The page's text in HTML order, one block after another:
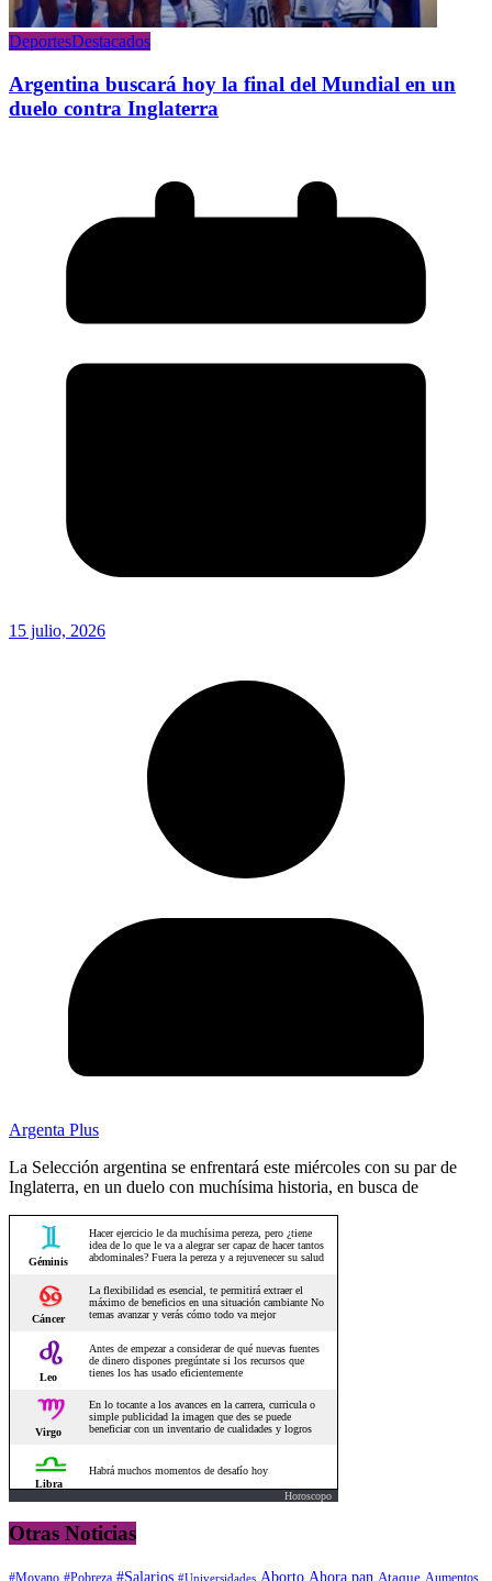
DeportesDestacados
Argentina buscará hoy la final del Mundial en un
duelo contra Inglaterra
15 julio, 2026
Argenta Plus
La Selección argentina se enfrentará este miércoles con su par de
Inglaterra, en un duelo con muchísima historia, en busca de
Horoscopo
Otras Noticias
#Moyano #Pobreza #Salarios #Universidades Aborto Ahora pan Ataque Aumentos